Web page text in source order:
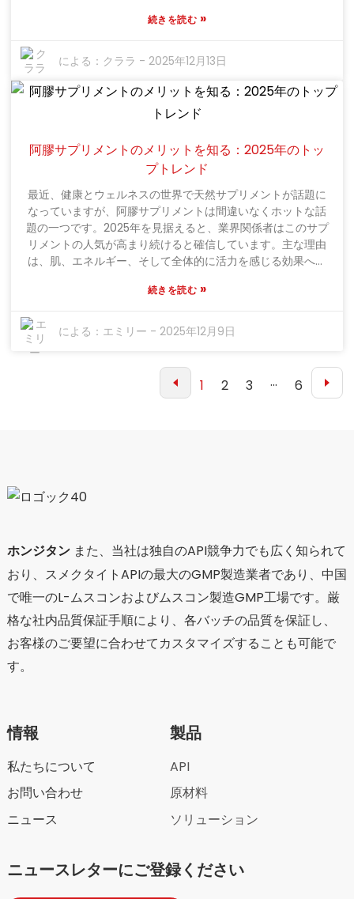
です。実際に効果のある解決策が切実に求められているのは
でしょうか？なぜこれほど人気が​​あるのでしょうか？それ
は、腸内でシールドのような役割を果たす天然の粘土鉱物で
す。腸の内壁に保護バリアを形成し、毒素や有害物質を吸収
することで、消化器系のトラブルの症状を緩和する効果があ
ります。研究によると、ディオスメクタイトサシェを摂取す
ると、下痢の頻度が減るだけでなく、急性胃腸炎の回復も早
まることが分かっています。さらに、International Journal
of Gastroenterologyに掲載された研究では、ディオスメク
タイトは腹痛や不快感を軽減することで生活の質を大幅に向
上させる可能性があることが指摘されており、消化器系の健
康管理において非常に重要な役割を担っています。ディオス
メクタイトサシェの安全性と有効性を考えると、腸の問題に
対処するための非薬物療法を探している医療従事者にとっ
問題を抱えているため、ディオスメクタイトを理解し、活用
改善する上で大きな違いを生み出すことができるでしょう。
続きを読む »
による： クララ - 2025年12月13日
阿膠サプリメントのメリットを知る：2025年のトッ
プトレンド
最近、健康とウェルネスの世界で天然サプリメントが話題に
なっていますが、阿膠サプリメントは間違いなくホットな話
題の一つです。2025年を見据えると、業界関係者はこのサプ
リメントの人気が高まり続けると確信しています。主な理由
は、肌、エネルギー、そして全体的に活力を感じる効果への
で知られるエミリー・チェン博士は、阿膠は血液に良いだけ
は、「阿膠サプリメントは血液を養うだけでなく、精神を活
性化させるため、ホリスティックな健康の強力な味方です」
に関する議論の中でこれほど注目を集めているのは驚くべき
ことです。さらに、クリーンビューティーや自然な方法で気
を示唆しています。2025年の展望を考えると、阿膠の効能だ
らかです。実のところ、この古代の治療法は、今日のウェル
ネスに関する議論の中で確固たる地位を築きつつあり、刺激
的な未来を切り開いていくでしょう。
続きを読む »
による： エミリー - 2025年12月9日
1 2 3 ··· 6
ホンジタンまた、当社は独自のAPI競争力でも広く知られて
おり、スメクタイトAPIの最大のGMP製造業者であり、中国
で唯一のL-ムスコンおよびムスコン製造GMP工場です。厳
格な社内品質保証手順により、各バッチの品質を保証し、
お客様のご要望に合わせてカスタマイズすることも可能で
す。
情報
私たちについて
お問い合わせ
ニュース
製品
API
原材料
ソリューション
ニュースレターにご登録ください